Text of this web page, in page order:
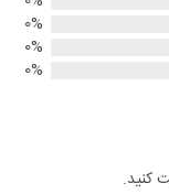
0%
0%
0%
کنید.